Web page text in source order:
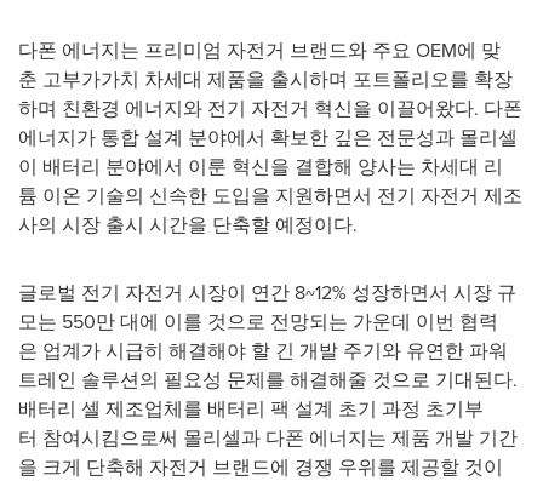
다폰 에너지는 프리미엄 자전거 브랜드와 주요 OEM에 맞
춘 고부가가치 차세대 제품을 출시하며 포트폴리오를 확장
하며 친환경 에너지와 전기 자전거 혁신을 이끌어왔다. 다폰
에너지가 통합 설계 분야에서 확보한 깊은 전문성과 몰리셀
이 배터리 분야에서 이룬 혁신을 결합해 양사는 차세대 리
튬 이온 기술의 신속한 도입을 지원하면서 전기 자전거 제조
사의 시장 출시 시간을 단축할 예정이다.
글로벌 전기 자전거 시장이 연간 8~12% 성장하면서 시장 규
모는 550만 대에 이를 것으로 전망되는 가운데 이번 협력
은 업계가 시급히 해결해야 할 긴 개발 주기와 유연한 파워
트레인 솔루션의 필요성 문제를 해결해줄 것으로 기대된다.
배터리 셀 제조업체를 배터리 팩 설계 초기 과정 초기부
터 참여시킴으로써 몰리셀과 다폰 에너지는 제품 개발 기간
을 크게 단축해 자전거 브랜드에 경쟁 우위를 제공할 것이